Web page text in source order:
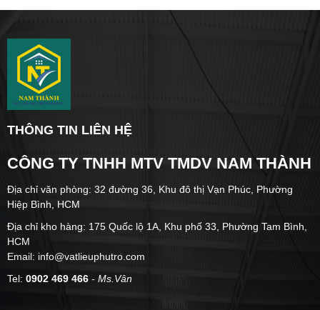
THÔNG TIN LIÊN HỆ
CÔNG TY TNHH MTV TMDV NAM THÀNH
Địa chỉ văn phòng: 32 đường 36, Khu đô thị Vạn Phúc, Phường
Hiệp Bình, HCM
Địa chỉ kho hàng: 175 Quốc lộ 1A, Khu phố 33, Phường Tam Bình,
HCM
Email: info@vatlieuphutro.com
Tel: 0902 469 466 - Ms.Vân